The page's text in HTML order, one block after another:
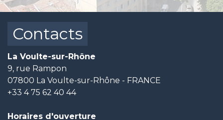
Contacts
La Voulte-sur-Rhône
9, rue Rampon
07800 La Voulte-sur-Rhône - FRANCE
+33 4 75 62 40 44
Horaires d'ouverture